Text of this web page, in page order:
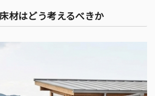
材はどう考えるべきか